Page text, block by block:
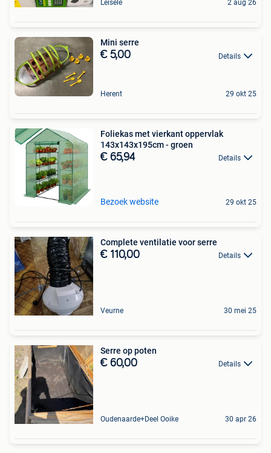
Leisele 2 aug 26
Mini serre
€ 5,00 Details
Herent 29 okt 25
Foliekas met vierkant oppervlak
143x143x195cm - groen
€ 65,94 Details
Bezoek website 29 okt 25
Complete ventilatie voor serre
€ 110,00 Details
Veurne 30 mei 25
Serre op poten
€ 60,00 Details
Oudenaarde+Deel Ooike 30 apr 26